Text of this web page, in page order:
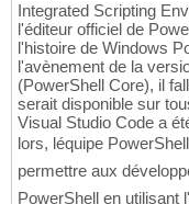
Integrated Scripting
l'éditeur officiel de
l'histoire de Windows
l'avènement de la
(PowerShell Core), il
serait disponible sur
Visual Studio Code a
lors, léquipe
permettre aux
PowerShell en utilisant